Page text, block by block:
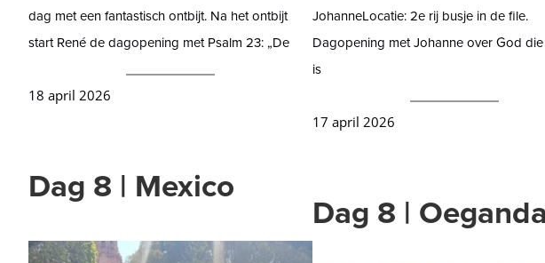
dag met een fantastisch ontbijt. Na het ontbijt
start René de dagopening met Psalm 23: „De
18 april 2026
Dag 8 | Mexico
JohanneLocatie: 2e rij busje in de file.
Dagopening met Johanne over God
is
17 april 2026
Dag 8 | Oeganda